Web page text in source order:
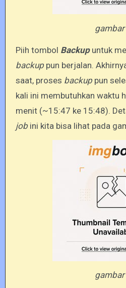
gambar
Piih tombol Backup untuk
backup pun berjalan.
saat, proses backup pun
kali ini membutuhkan waktu
menit (~15:47 ke 15:48).
job ini kita bisa lihat pada
gambar